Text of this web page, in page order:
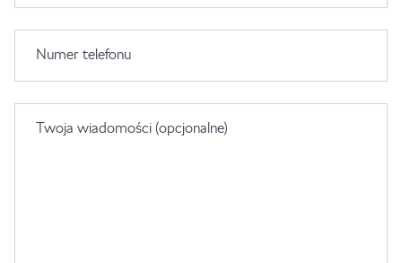
Numer telefonu
Twoja wiadomości (opcjonalne)